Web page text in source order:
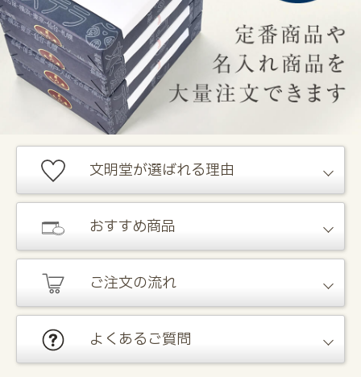
文明堂が選ばれる理由
おすすめ商品
ご注文の流れ
よくあるご質問